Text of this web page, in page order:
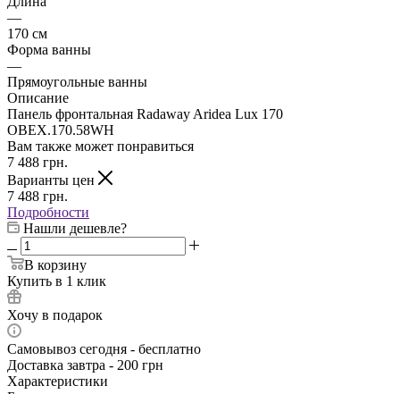
—
170 см
Форма ванны
—
Прямоугольные ванны
Описание
Панель фронтальная Radaway Aridea Lux 170
OBEX.170.58WH
Вам также может понравиться
7 488 грн.
Варианты цен
7 488 грн.
Подробности
Нашли дешевле?
В корзину
Купить в 1 клик
Хочу в подарок
Самовывоз сегодня - бесплатно
Доставка завтра - 200 грн
Характеристики